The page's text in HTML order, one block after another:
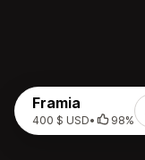
Framia
400 $ USD• 98%